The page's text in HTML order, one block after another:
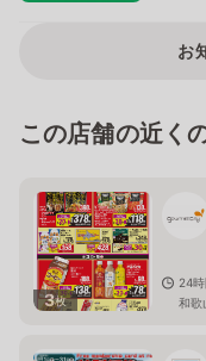
お
この店舗の近く
3枚
24
和歌